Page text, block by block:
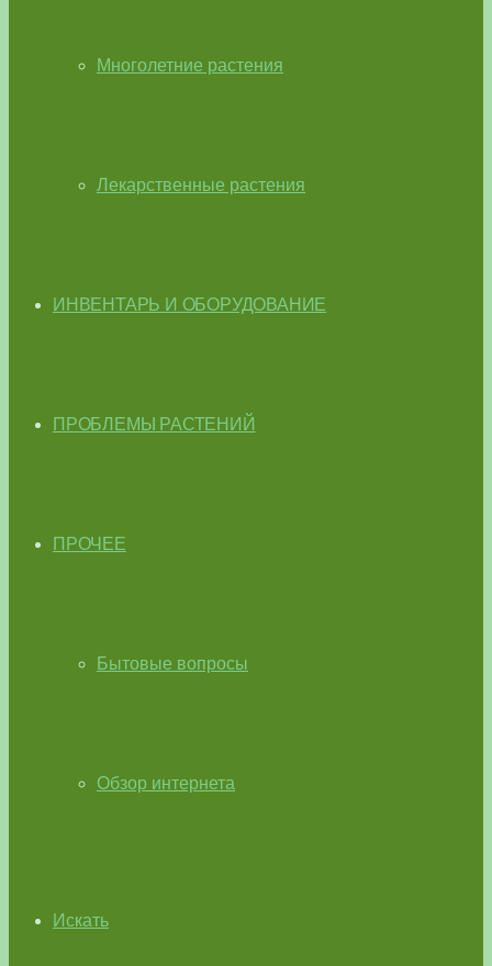
Многолетние растения
Лекарственные растения
ИНВЕНТАРЬ И ОБОРУДОВАНИЕ
ПРОБЛЕМЫ РАСТЕНИЙ
ПРОЧЕЕ
Бытовые вопросы
Обзор интернета
Искать